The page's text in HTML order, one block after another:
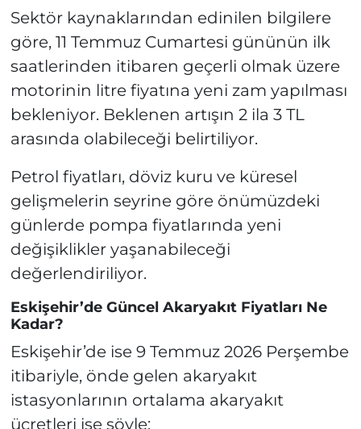
Sektör kaynaklarından edinilen bilgilere
göre, 11 Temmuz Cumartesi gününün ilk
saatlerinden itibaren geçerli olmak üzere
motorinin litre fiyatına yeni zam yapılması
bekleniyor. Beklenen artışın 2 ila 3 TL
arasında olabileceği belirtiliyor.
Petrol fiyatları, döviz kuru ve küresel
gelişmelerin seyrine göre önümüzdeki
günlerde pompa fiyatlarında yeni
değişiklikler yaşanabileceği
değerlendiriliyor.
Eskişehir’de Güncel Akaryakıt Fiyatları Ne
Kadar?
Eskişehir’de ise 9 Temmuz 2026 Perşembe
itibariyle, önde gelen akaryakıt
istasyonlarının ortalama akaryakıt
ücretleri ise şöyle: